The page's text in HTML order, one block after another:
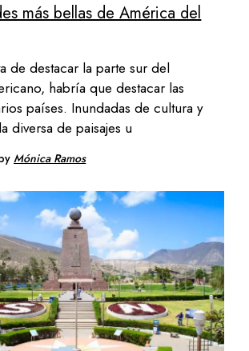
más bellas de América del
de destacar la parte sur del
habría que destacar las
países. Inundadas de cultura y
diversa de paisajes u
Mónica Ramos